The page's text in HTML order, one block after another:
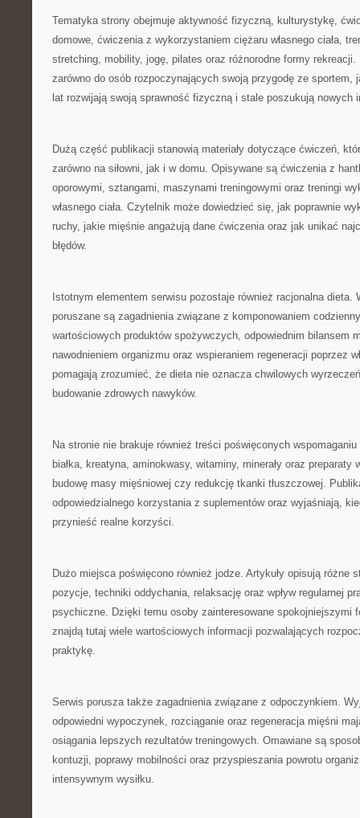
Tematyka strony obejmuje aktywność fizyczną, kulturystykę,
domowe, ćwiczenia z wykorzystaniem ciężaru własnego ciała,
stretching, mobility, jogę, pilates oraz różnorodne formy
zarówno do osób rozpoczynających swoją przygodę ze sportem,
lat rozwijają swoją sprawność fizyczną i stale poszukują nowych
Dużą część publikacji stanowią materiały dotyczące ćwiczeń,
zarówno na siłowni, jak i w domu. Opisywane są ćwiczenia z
oporowymi, sztangami, maszynami treningowymi oraz treningi
własnego ciała. Czytelnik może dowiedzieć się, jak poprawnie
ruchy, jakie mięśnie angażują dane ćwiczenia oraz jak unikać
błędów.
Istotnym elementem serwisu pozostaje również racjonalna dieta.
poruszane są zagadnienia związane z komponowaniem
wartościowych produktów spożywczych, odpowiednim bilansem
nawodnieniem organizmu oraz wspieraniem regeneracji poprzez
pomagają zrozumieć, że dieta nie oznacza chwilowych
budowanie zdrowych nawyków.
Na stronie nie brakuje również treści poświęconych
białka, kreatyna, aminokwasy, witaminy, minerały oraz preparaty
budowę masy mięśniowej czy redukcję tkanki tłuszczowej.
odpowiedzialnego korzystania z suplementów oraz wyjaśniają,
przynieść realne korzyści.
Dużo miejsca poświęcono również jodze. Artykuły opisują różne
pozycje, techniki oddychania, relaksację oraz wpływ regularnej
psychiczne. Dzięki temu osoby zainteresowane spokojniejszymi
znajdą tutaj wiele wartościowych informacji pozwalających
praktykę.
Serwis porusza także zagadnienia związane z odpoczynkiem.
odpowiedni wypoczynek, rozciąganie oraz regeneracja mięśni
osiągania lepszych rezultatów treningowych. Omawiane są
kontuzji, poprawy mobilności oraz przyspieszania powrotu
intensywnym wysiłku.